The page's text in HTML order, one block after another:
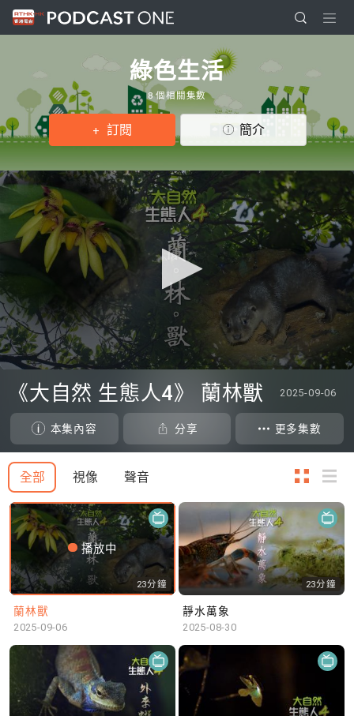
綠色生活
8 個相關集數
訂閱 簡介
seconds
seconds
《大自然 生態人4》 蘭林獸 2025-09-06
本集內容 分享 更多集數
全部 視像 聲音
播放中
23分鐘
蘭林獸
2025-09-06
23分鐘
靜水萬象
2025-08-30